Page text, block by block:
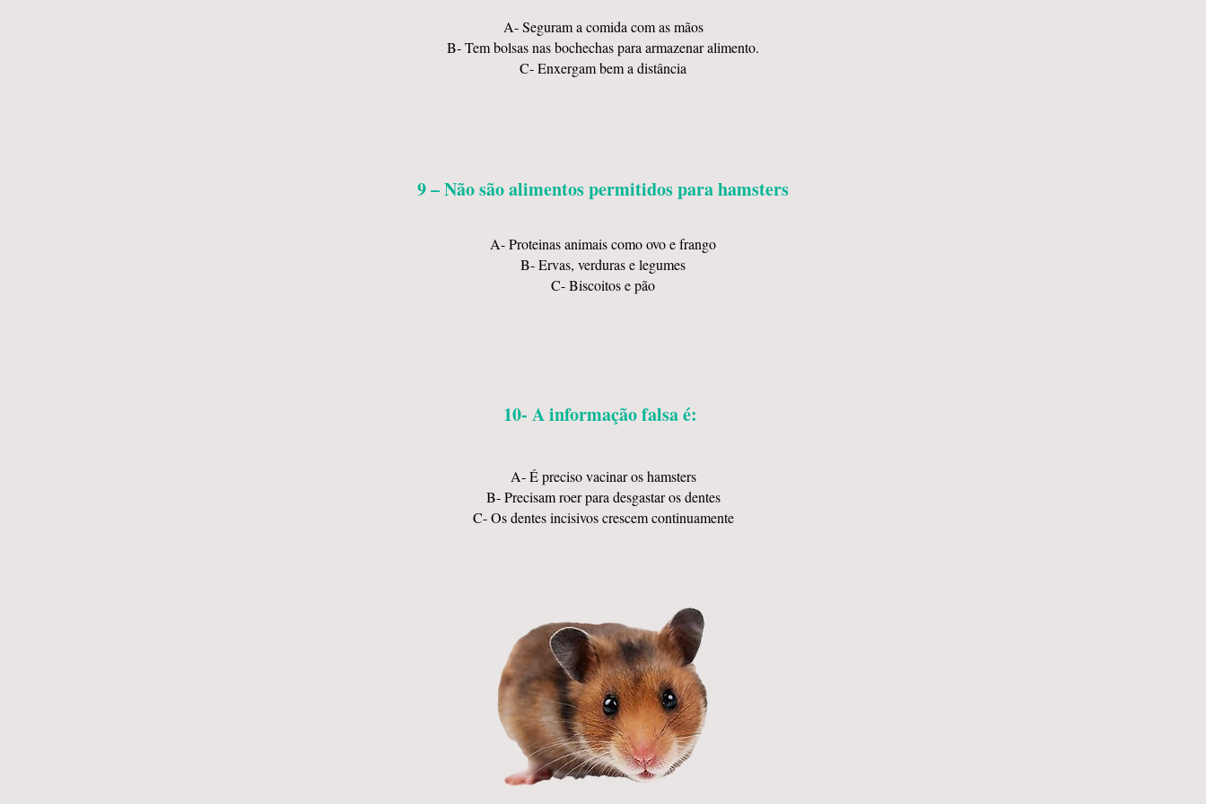
A- Seguram a comida com as mãos
B- Tem bolsas nas bochechas para armazenar alimento.
C- Enxergam bem a distância
9 – Não são alimentos permitidos para hamsters
A- Proteinas animais como ovo e frango
B- Ervas, verduras e legumes
C- Biscoitos e pão
10- A informação falsa é:
A- É preciso vacinar os hamsters
B- Precisam roer para desgastar os dentes
C- Os dentes incisivos crescem continuamente